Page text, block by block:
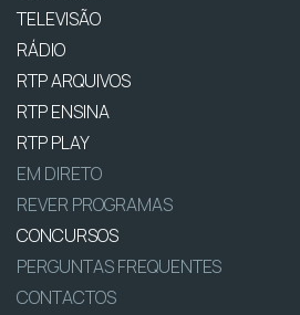
TELEVISÃO
RÁDIO
RTP ARQUIVOS
RTP ENSINA
RTP PLAY
EM DIRETO
REVER PROGRAMAS
CONCURSOS
PERGUNTAS FREQUENTES
CONTACTOS